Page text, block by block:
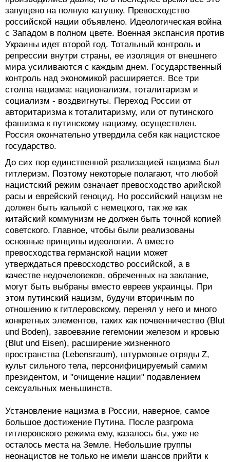
запущено на полную катушку. Превосходство
российской нации объявлено. Идеологическая война
с Западом в полном цвете. Военная экспансия против
Украины идет второй год. Тотальный контроль и
репрессии внутри страны, ее изоляция от внешнего
мира усиливаются с каждым днем. Государственный
контроль над экономикой расширяется. Все три
столпа нацизма: национализм, тоталитаризм и
социализм - воздвигнуты. Переход России от
авторитаризма к тоталитаризму, или от путинского
фашизма к путинскому нацизму, осуществлен.
Россия окончательно утвердила себя как нацистское
государство.
До сих пор единственной реализацией нацизма был
гитлеризм. Поэтому некоторые полагают, что любой
нацистский режим означает превосходство арийской
расы и еврейский геноцид. Но российский нацизм не
должен быть калькой с немецкого, так же как
китайский коммунизм не должен быть точной копией
советского. Главное, чтобы были реализованы
основные принципы идеологии. А вместо
превосходства германской нации может
утверждаться превосходство российской, а в
качестве недочеловеков, обреченных на заклание,
могут быть выбраны вместо евреев украинцы. При
этом путинский нацизм, будучи вторичным по
отношению к гитлеровскому, перенял у него и много
конкретных элементов, таких как почвенничество (Blut
und Boden), завоевание гегемонии железом и кровью
(Blut und Eisen), расширение жизненного
пространства (Lebensraum), штурмовые отряды Z,
культ сильного тела, персонифицируемый самим
президентом, и "очищение нации" подавлением
сексуальных меньшинств.
Установление нацизма в России, наверное, самое
большое достижение Путина. После разгрома
гитлеровского режима ему, казалось бы, уже не
осталось места на Земле. Небольшие группы
неонацистов не только не имели шансов прийти к